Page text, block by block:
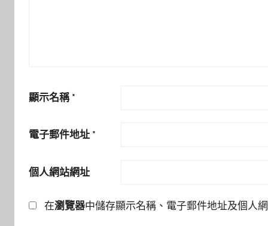
顯示名稱 *
電子郵件地址 *
個人網站網址
在瀏覽器中儲存顯示名稱、電子郵件地址及個人